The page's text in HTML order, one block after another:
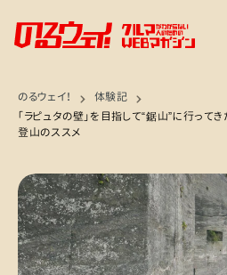
のるウェイ！
体験記
「ラピュタの壁」を目指して“鋸山”に行って
登山のススメ